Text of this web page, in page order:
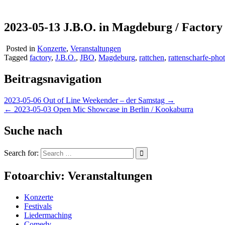
2023-05-13 J.B.O. in Magdeburg / Factory
Posted in Konzerte, Veranstaltungen
Tagged factory, J.B.O., JBO, Magdeburg, rattchen, rattenscharfe-
Beitragsnavigation
2023-05-06 Out of Line Weekender – der Samstag →
← 2023-05-03 Open Mic Showcase in Berlin / Kookaburra
Suche nach
Search for:
Fotoarchiv: Veranstaltungen
Konzerte
Festivals
Liedermaching